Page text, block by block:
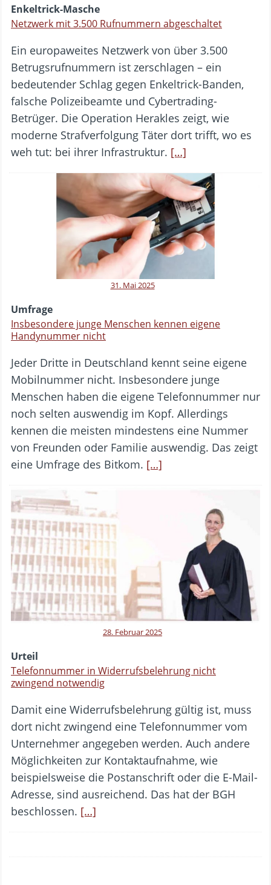
Enkeltrick-Masche
Netzwerk mit 3.500 Rufnummern abgeschaltet
Ein europaweites Netzwerk von über 3.500
Betrugsrufnummern ist zerschlagen – ein
bedeutender Schlag gegen Enkeltrick-Banden,
falsche Polizeibeamte und Cybertrading-
Betrüger. Die Operation Herakles zeigt, wie
moderne Strafverfolgung Täter dort trifft, wo es
weh tut: bei ihrer Infrastruktur. […]
31. Mai 2025
Umfrage
Insbesondere junge Menschen kennen eigene
Handynummer nicht
Jeder Dritte in Deutschland kennt seine eigene
Mobilnummer nicht. Insbesondere junge
Menschen haben die eigene Telefonnummer nur
noch selten auswendig im Kopf. Allerdings
kennen die meisten mindestens eine Nummer
von Freunden oder Familie auswendig. Das zeigt
eine Umfrage des Bitkom. […]
28. Februar 2025
Urteil
Telefonnummer in Widerrufsbelehrung nicht
zwingend notwendig
Damit eine Widerrufsbelehrung gültig ist, muss
dort nicht zwingend eine Telefonnummer vom
Unternehmer angegeben werden. Auch andere
Möglichkeiten zur Kontaktaufnahme, wie
beispielsweise die Postanschrift oder die E-Mail-
Adresse, sind ausreichend. Das hat der BGH
beschlossen. […]